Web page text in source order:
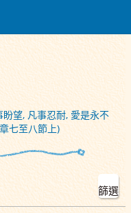
望, 凡事忍耐, 愛是永不
七至八節上)
篩選